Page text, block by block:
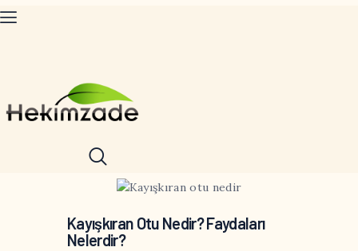
Kayışkıran Otu Nedir? Faydaları
Nelerdir?